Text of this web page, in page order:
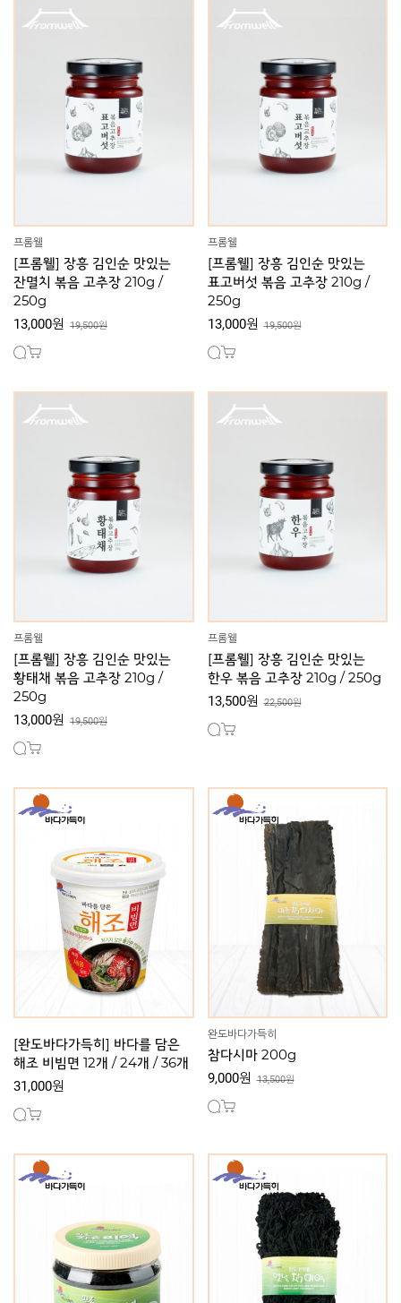
프롬웰
[프롬웰] 장흥 김인순 맛있는
잔멸치 볶음 고추장 210g /
250g
13,000원 19,500원
프롬웰
[프롬웰] 장흥 김인순 맛있는
표고버섯 볶음 고추장 210g /
250g
13,000원 19,500원
프롬웰
[프롬웰] 장흥 김인순 맛있는
황태채 볶음 고추장 210g /
250g
13,000원 19,500원
프롬웰
[프롬웰] 장흥 김인순 맛있는
한우 볶음 고추장 210g / 250g
13,500원 22,500원
[완도바다가득히] 바다를 담은
해조 비빔면 12개 / 24개 / 36개
31,000원
완도바다가득히
참다시마 200g
9,000원 13,500원